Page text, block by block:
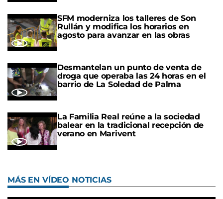
SFM moderniza los talleres de Son
Rullán y modifica los horarios en
agosto para avanzar en las obras
Desmantelan un punto de venta de
droga que operaba las 24 horas en el
barrio de La Soledad de Palma
La Familia Real reúne a la sociedad
balear en la tradicional recepción de
verano en Marivent
MÁS EN VÍDEO NOTICIAS